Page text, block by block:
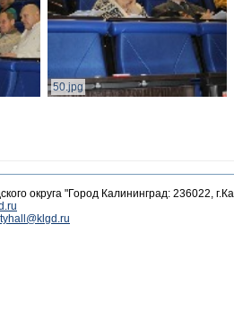
50.jpg
округа "Город Калининград: 236022,